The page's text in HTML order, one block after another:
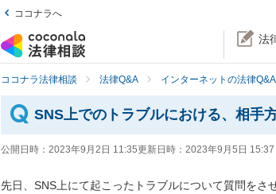
ココナラへ
法
ココナラ法律相談 法律Q&A インターネットの法律Q&A
SNS上でのトラブルにおける、相手
公開日時： 2023年9月2日 11:35更新日時： 2023年9月5日 15:37
先日、SNS上にて起こったトラブルについて質問をさ